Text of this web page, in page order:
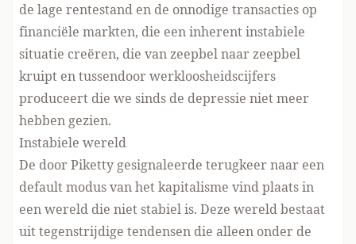
de lage rentestand en de onnodige transacties op
financiële markten, die een inherent instabiele
situatie creëren, die van zeepbel naar zeepbel
kruipt en tussendoor werkloosheidscijfers
produceert die we sinds de depressie niet meer
hebben gezien.
Instabiele wereld
De door Piketty gesignaleerde terugkeer naar een
default modus van het kapitalisme vind plaats in
een wereld die niet stabiel is. Deze wereld bestaat
uit tegenstrijdige tendensen die alleen onder de